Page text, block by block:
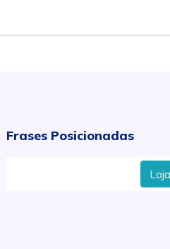
Frases Posicionadas
Loja de